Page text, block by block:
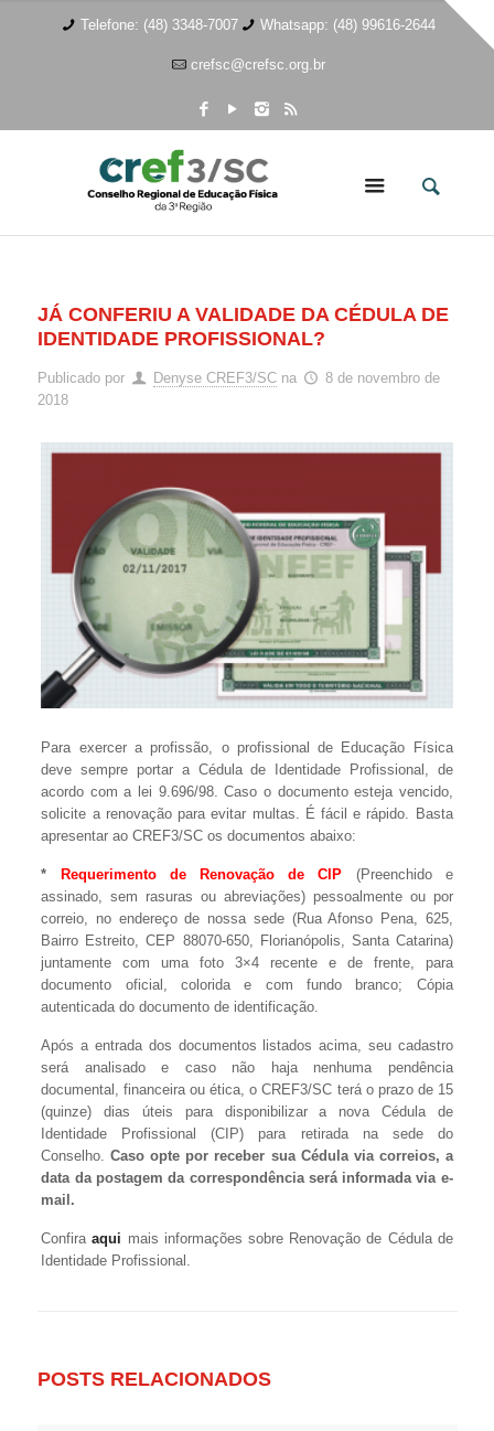
Telefone: (48) 3348-7007 Whatsapp: (48) 99616-2644
crefsc@crefsc.org.br
JÁ CONFERIU A VALIDADE DA CÉDULA DE
IDENTIDADE PROFISSIONAL?
Publicado por Denyse CREF3/SC na
8 de novembro de
2018
Para exercer a profissão, o profissional de Educação Física
deve sempre portar a Cédula de Identidade Profissional, de
acordo com a lei 9.696/98. Caso o documento esteja vencido,
solicite a renovação para evitar multas. É fácil e rápido. Basta
apresentar ao CREF3/SC os documentos abaixo:
* Requerimento de Renovação de CIP (Preenchido e
assinado, sem rasuras ou abreviações) pessoalmente ou por
correio, no endereço de nossa sede (Rua Afonso Pena, 625,
Bairro Estreito, CEP 88070-650, Florianópolis, Santa Catarina)
juntamente com uma foto 3×4 recente e de frente, para
documento oficial, colorida e com fundo branco; Cópia
autenticada do documento de identificação.
Após a entrada dos documentos listados acima, seu cadastro
será analisado e caso não haja nenhuma pendência
documental, financeira ou ética, o CREF3/SC terá o prazo de 15
(quinze) dias úteis para disponibilizar a nova Cédula de
Identidade Profissional (CIP) para retirada na sede do
Conselho.Caso opte por receber sua Cédula via correios, a
data da postagem da correspondência será informada via e-
mail.
Confiraaqui mais informações sobre Renovação de Cédula de
Identidade Profissional.
POSTS RELACIONADOS